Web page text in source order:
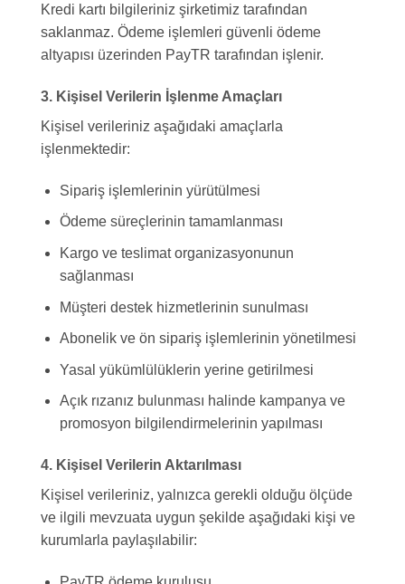
Kredi kartı bilgileriniz şirketimiz tarafından
saklanmaz. Ödeme işlemleri güvenli ödeme
altyapısı üzerinden PayTR tarafından işlenir.
3. Kişisel Verilerin İşlenme Amaçları
Kişisel verileriniz aşağıdaki amaçlarla
işlenmektedir:
Sipariş işlemlerinin yürütülmesi
Ödeme süreçlerinin tamamlanması
Kargo ve teslimat organizasyonunun
sağlanması
Müşteri destek hizmetlerinin sunulması
Abonelik ve ön sipariş işlemlerinin yönetilmesi
Yasal yükümlülüklerin yerine getirilmesi
Açık rızanız bulunması halinde kampanya ve
promosyon bilgilendirmelerinin yapılması
4. Kişisel Verilerin Aktarılması
Kişisel verileriniz, yalnızca gerekli olduğu ölçüde
ve ilgili mevzuata uygun şekilde aşağıdaki kişi ve
kurumlarla paylaşılabilir: